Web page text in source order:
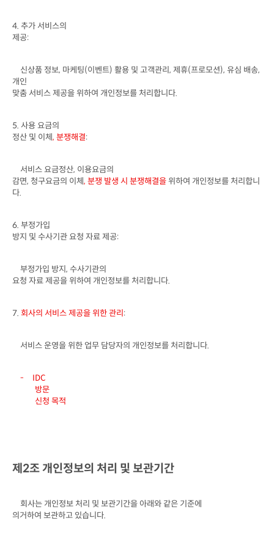
4. 추가 서비스의
제공:
신상품 정보, 마케팅(이벤트) 활용 및 고객관리, 제휴(프로모션), 유심 배송
개인
맞춤 서비스 제공을 위하여 개인정보를 처리합니다.
5. 사용 요금의
정산 및 이체, 분쟁해결:
서비스 요금정산, 이용요금의
감면, 청구요금의 이체, 분쟁 발생 시 분쟁해결을 위하여 개인정보를 처리합니
다.
6. 부정가입
방지 및 수사기관 요청 자료 제공:
부정가입 방지, 수사기관의
요청 자료 제공을 위하여 개인정보를 처리합니다.
7. 회사의 서비스 제공을 위한 관리 :
서비스 운영을 위한 업무 담당자의 개인정보를 처리합니다.
-
방문
신청 목적
제 2조 개인정보의 처리 및 보관기간
회사는 개인정보 처리 및 보관기간을 아래와 같은 기준에
의거하여 보관하고 있습니다.